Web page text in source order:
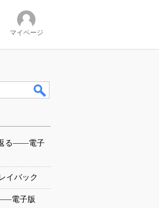
マイページ
返る――電子
イバック
電子版